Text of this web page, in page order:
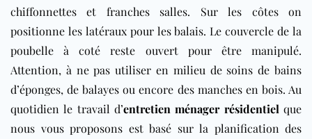
chiffonnettes et franches salles. Sur les côtes on
positionne les latéraux pour les balais. Le couvercle de la
poubelle à coté reste ouvert pour être manipulé.
Attention, à ne pas utiliser en milieu de soins de bains
d’éponges, de balayes ou encore des manches en bois. Au
quotidien le travail d’entretien ménager résidentiel que
nous vous proposons est basé sur la planification des